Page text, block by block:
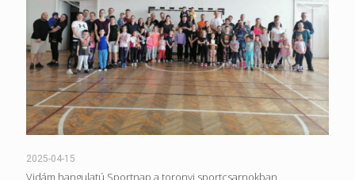
2025-04-15
Vidám hangulatú Sportnap a toronyi sportcsarnokban